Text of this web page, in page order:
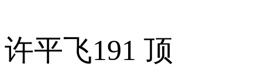
许平飞191 顶